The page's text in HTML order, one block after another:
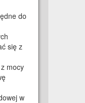
do
się z
mocy
w